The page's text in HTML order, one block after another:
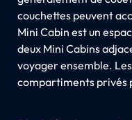
couchettes peuvent
Mini Cabin est un
deux Mini Cabins
voyager ensemble.
compartiments privés